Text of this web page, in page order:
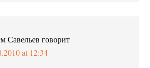
Савельев говорит
at 12:34